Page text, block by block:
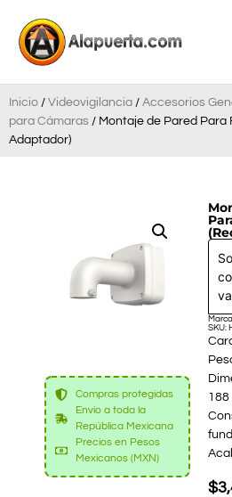
Inicio / Videovigilancia / Accesorios
para Cámaras / Montaje de Pared Para
Adaptador)
Compras protegidas
Envío a toda la
República Mexicana
Precios en Pesos
Mexicanos (MXN)
SKU:
188
$